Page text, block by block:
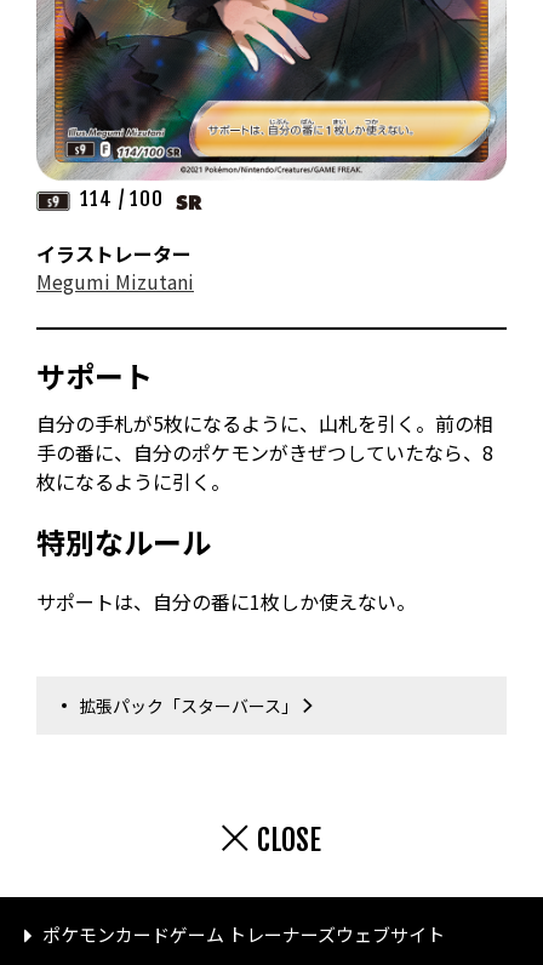
114 / 100
イラストレーター
Megumi Mizutani
サポート
自分の手札が5枚になるように、山札を引く。前の相
手の番に、自分のポケモンがきぜつしていたなら、8
枚になるように引く。
特別なルール
サポートは、自分の番に1枚しか使えない。
拡張パック「スターバース」
CLOSE
ポケモンカードゲーム トレーナーズウェブサイト